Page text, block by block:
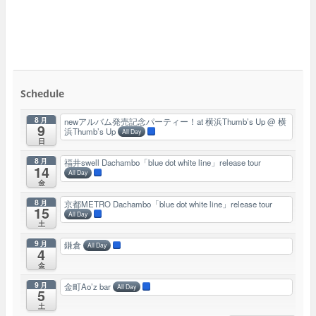
Schedule
8月
9
日
newアルバム発売記念パーティー！at 横浜Thumb’s Up@ 横
浜Thumb’s Up
All Day
8月
14
金
福井swell Dachambo「blue dot white line」release tour
All Day
8月
15
土
京都METRO Dachambo「blue dot white line」release tour
All Day
9月
4
金
鎌倉 All Day
9月
5
土
金町Ao’z bar All Day